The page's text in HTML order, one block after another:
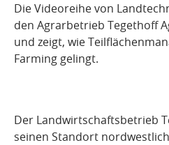
Die Videoreihe von
den Agrarbetrieb Tegethoff
und zeigt, wie
Farming gelingt.
Der Landwirtschaftsbetrieb
seinen Standort